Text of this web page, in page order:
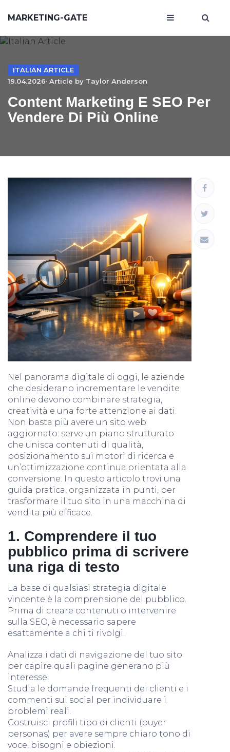
MARKETING-GATE
ITALIAN ARTICLE
19.04.2026· Article by Taylor Anderson
Content Marketing E SEO Per
Vendere Di Più Online
Nel panorama digitale di oggi, le aziende
che desiderano incrementare le vendite
online devono combinare strategia,
creatività e una forte attenzione ai dati.
Non basta più avere un sito web
aggiornato: serve un piano strutturato
che unisca contenuti di qualità,
posizionamento sui motori di ricerca e
un’ottimizzazione continua orientata alla
conversione. In questo articolo trovi una
guida pratica, organizzata in punti, per
trasformare il tuo sito in una macchina di
vendita più efficace.
1. Comprendere il tuo
pubblico prima di scrivere
una riga di testo
La base di qualsiasi strategia digitale
vincente è la comprensione del pubblico.
Prima di creare contenuti o intervenire
sulla SEO, è necessario sapere
esattamente a chi ti rivolgi.
Analizza i dati di navigazione del tuo sito
per capire quali pagine generano più
interesse.
Studia le domande frequenti dei clienti e i
commenti sui social per individuare i
problemi reali.
Costruisci profili tipo di clienti (buyer
personas) per avere sempre chiaro tono di
voce, bisogni e obiezioni.